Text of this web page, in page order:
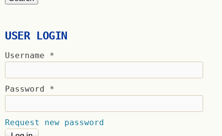
USER LOGIN
Username *
Password *
Request new password